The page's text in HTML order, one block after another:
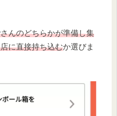
さんのどちらかが準備し集
に直接持ち込むか選びま